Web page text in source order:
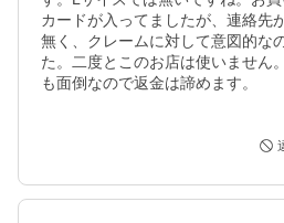
カードが入ってましたが、連絡先
無く、クレームに対して意図的な
た。二度とこのお店は使いません
も面倒なので返金は諦めます。